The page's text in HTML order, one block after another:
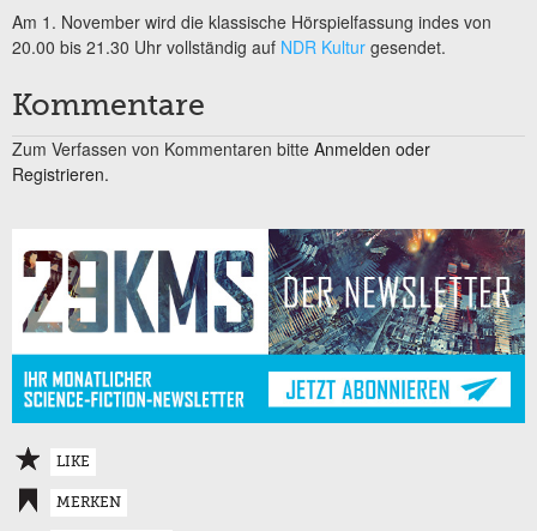
Am 1. November wird die klassische Hörspielfassung indes von
20.00 bis 21.30 Uhr vollständig auf NDR Kultur gesendet.
Kommentare
Zum Verfassen von Kommentaren bitte Anmelden oder
Registrieren.
LIKE
MERKEN